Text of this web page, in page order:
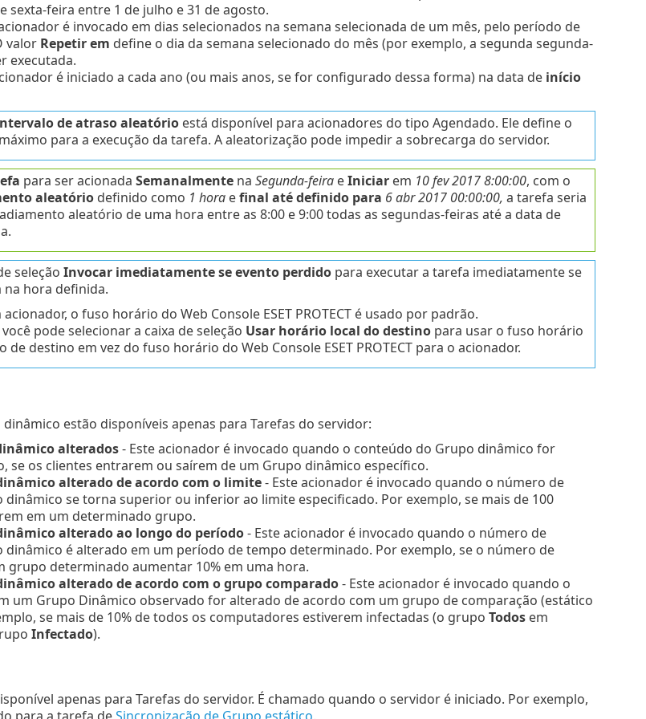
sexta-feira entre 1 de julho e 31 de agosto.
é invocado em dias selecionados na semana selecionada de um mês, pelo período de
valor Repetir em define o dia da semana selecionado do mês (por exemplo, a segunda segunda-
executada.
é iniciado a cada ano (ou mais anos, se for configurado dessa forma) na data de início
de atraso aleatórioestá disponível para acionadores do tipo Agendado. Ele define o
para a execução da tarefa. A aleatorização pode impedir a sobrecarga do servidor.
para ser acionada Semanalmentena Segunda-feiraeIniciarem 10 fev 2017 8:00:00, com o
aleatóriodefinido como 1 horaefinal até definido para 6 abr 2017 00:00:00, a tarefa seria
aleatório de uma hora entre as 8:00 e 9:00 todas as segundas-feiras até a data de
seleção Invocar imediatamente se evento perdidopara executar a tarefa imediatamente se
na hora definida.
o fuso horário do Web Console ESET PROTECT é usado por padrão.
pode selecionar a caixa de seleção Usar horário local do destinopara usar o fuso horário
de destino em vez do fuso horário do Web Console ESET PROTECT para o acionador.
estão disponíveis apenas para Tarefas do servidor:
alterados- Este acionador é invocado quando o conteúdo do Grupo dinâmico for
se os clientes entrarem ou saírem de um Grupo dinâmico específico.
alterado de acordo com o limite- Este acionador é invocado quando o número de
se torna superior ou inferior ao limite especificado. Por exemplo, se mais de 100
em um determinado grupo.
alterado ao longo do período- Este acionador é invocado quando o número de
dinâmico é alterado em um período de tempo determinado. Por exemplo, se o número de
grupo determinado aumentar 10% em uma hora.
alterado de acordo com o grupo comparado- Este acionador é invocado quando o
um Grupo Dinâmico observado for alterado de acordo com um grupo de comparação (estático
se mais de 10% de todos os computadores estiverem infectadas (o grupo Todosem
Infectado).
apenas para Tarefas do servidor. É chamado quando o servidor é iniciado. Por exemplo,